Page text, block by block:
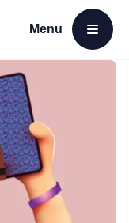
Menu
Open menu